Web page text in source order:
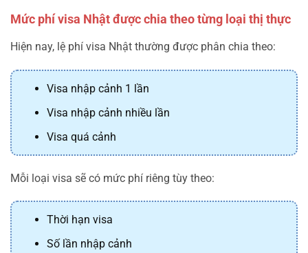
Mức phí visa Nhật được chia theo từng loại thị thực
Hiện nay, lệ phí visa Nhật thường được phân chia theo:
Visa nhập cảnh 1 lần
Visa nhập cảnh nhiều lần
Visa quá cảnh
Mỗi loại visa sẽ có mức phí riêng tùy theo:
Thời hạn visa
Số lần nhập cảnh